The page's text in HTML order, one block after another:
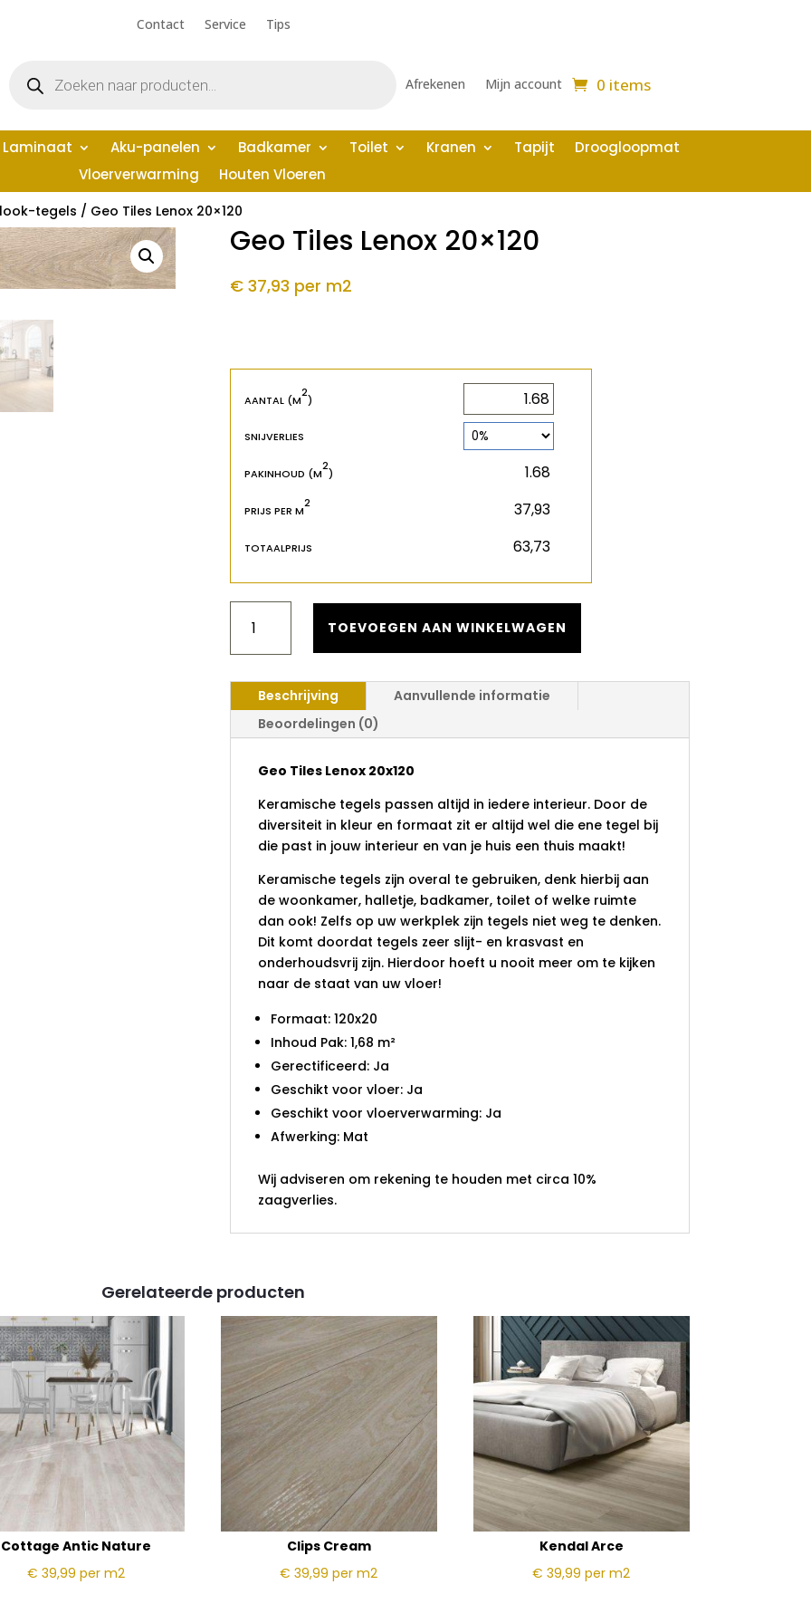
Contact Service Tips
zoeken Afrekenen Mijn account 0 items
Laminaat Aku-panelen Badkamer Toilet Kranen Tapijt
Droogloopmat
Vloerverwarming
Houten Vloeren
tegels / Geo Tiles Lenox 20×120
Geo Tiles Lenox 20×120
€ 37,93 per m2
AANTAL (M
2
)
SNIJVERLIES
PAKINHOUD (M
2
)
PRIJS PER M
2
TOTAALPRIJS
TILES
20X120
TOEVOEGEN AAN WINKELWAGEN
Beschrijving
Aanvullende informatie
Beoordelingen (0)
Geo Tiles Lenox 20x120
Keramische tegels passen altijd in iedere interieur. Door de
diversiteit in kleur en formaat zit er altijd wel die ene tegel bij
die past in jouw interieur en van je huis een thuis maakt!
Keramische tegels zijn overal te gebruiken, denk hierbij aan
de woonkamer, halletje, badkamer, toilet of welke ruimte
dan ook! Zelfs op uw werkplek zijn tegels niet weg te denken.
Dit komt doordat tegels zeer slijt- en krasvast en
onderhoudsvrij zijn. Hierdoor hoeft u nooit meer om te kijken
naar de staat van uw vloer!
Formaat: 120x20
Inhoud Pak: 1,68 m²
Gerectificeerd: Ja
Geschikt voor vloer: Ja
Geschikt voor vloerverwarming: Ja
Afwerking: Mat
Wij adviseren om rekening te houden met circa 10%
zaagverlies.
Gerelateerde producten
Cottage Antic Nature
€ 39,99per m2
Clips Cream
€ 39,99per m2
Kendal Arce
€ 39,99per m2